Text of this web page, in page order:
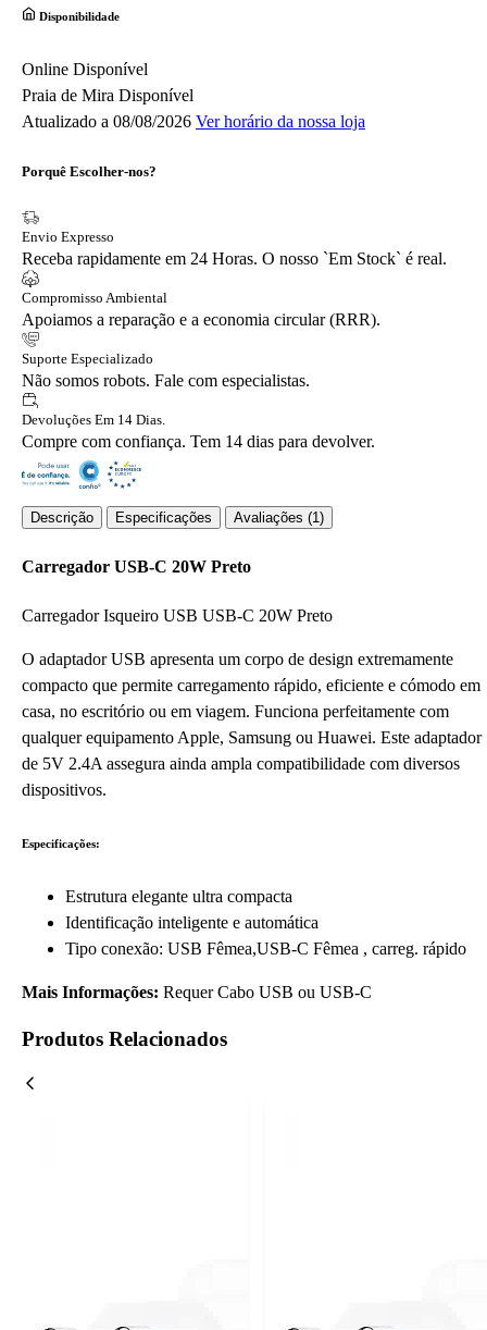
Disponibilidade
Online Disponível
Praia de Mira Disponível
Atualizado a 08/08/2026 Ver horário da nossa loja
Porquê Escolher-nos?
Envio Expresso
Receba rapidamente em 24 Horas. O nosso `Em Stock` é real.
Compromisso Ambiental
Apoiamos a reparação e a economia circular (RRR).
Suporte Especializado
Não somos robots. Fale com especialistas.
Devoluções Em 14 Dias.
Compre com confiança. Tem 14 dias para devolver.
Descrição Especificações Avaliações (1)
Carregador USB-C 20W Preto
Carregador Isqueiro USB USB-C 20W Preto
O adaptador USB apresenta um corpo de design extremamente
compacto que permite carregamento rápido, eficiente e cómodo em
casa, no escritório ou em viagem. Funciona perfeitamente com
qualquer equipamento Apple, Samsung ou Huawei. Este adaptador
de 5V 2.4A assegura ainda ampla compatibilidade com diversos
dispositivos.
Especificações:
Estrutura elegante ultra compacta
Identificação inteligente e automática
Tipo conexão: USB Fêmea,USB-C Fêmea , carreg. rápido
Mais Informações: Requer Cabo USB ou USB-C
Produtos Relacionados